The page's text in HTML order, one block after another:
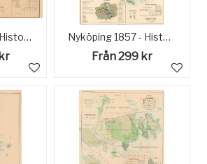
Norrtälje 1857 - Historisk karta Nyköping 1857 - Historisk karta
Från 299 kr